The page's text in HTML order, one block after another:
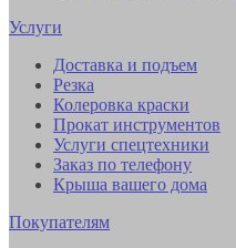
Услуги
Доставка и подъем
Резка
Колеровка краски
Прокат инструментов
Услуги спецтехники
Заказ по телефону
Крыша вашего дома
Покупателям